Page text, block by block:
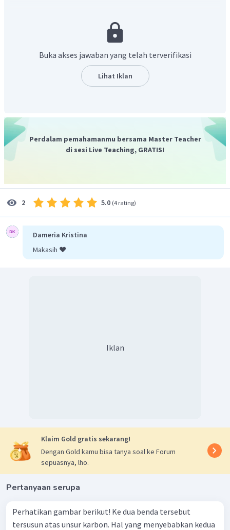
ortorombik, berbentuk dua limas yang setangkup,
stabil pada suhu di bawah 96°C
monoklinik, berbentuk batangan panjang seperti
garis, stabil pada suhu antara 96°C dan 120°C
amorphous, tidak berbentuk atau berupa semacam
cairan kental, bila dipanaskan pada suhu di atas 120°C.
Buka akses jawaban yang telah terverifikasi
Lihat Iklan
Perdalam pemahamanmu bersama Master Teacher
di sesi Live Teaching, GRATIS!
2 5.0 (4 rating)
Dameria Kristina
Makasih ❤️
Iklan
Klaim Gold gratis sekarang!
Dengan Gold kamu bisa tanya soal ke Forum
sepuasnya, lho.
Pertanyaan serupa
Perhatikan gambar berikut! Ke dua benda tersebut
tersusun atas unsur karbon. Hal yang menyebabkan kedua